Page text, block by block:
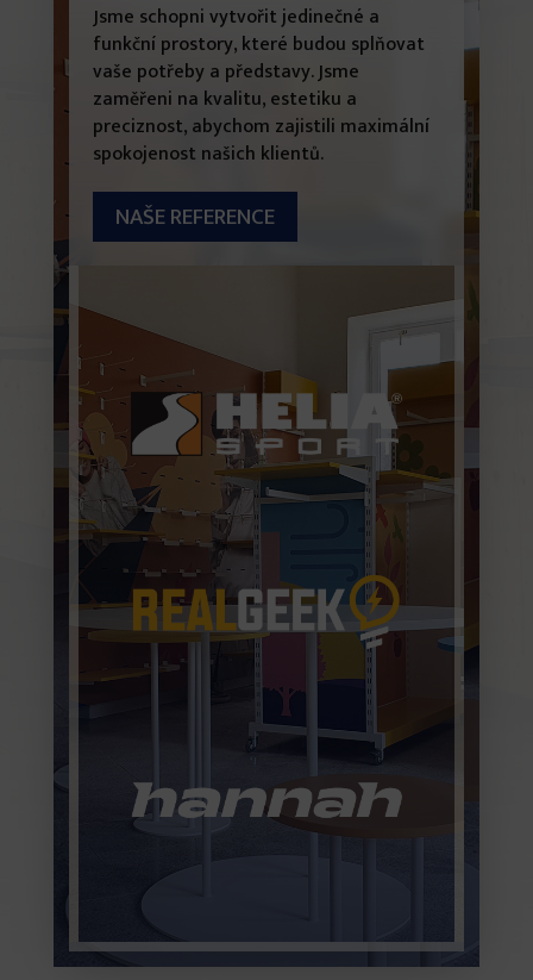
Jsme schopni vytvořit jedinečné a
funkční prostory, které budou splňovat
vaše potřeby a představy. Jsme
zaměřeni na kvalitu, estetiku a
preciznost, abychom zajistili maximální
spokojenost našich klientů.
NAŠE REFERENCE